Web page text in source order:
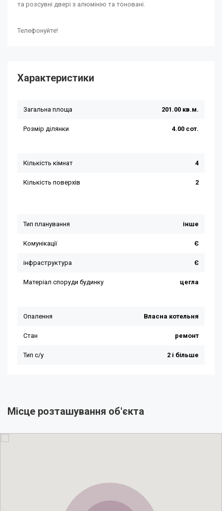
та розсувні двері з алюмінію та тоновані.
Телефонуйте!
Характеристики
Місце розташування об'єкта